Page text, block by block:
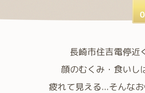
長崎市住吉電停近
顔のむくみ・食いし
疲れて見える...そんな